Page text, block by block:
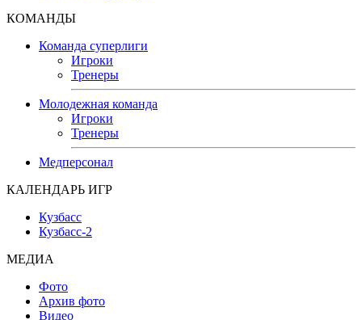
КОМАНДЫ
Команда суперлиги
Игроки
Тренеры
Молодежная команда
Игроки
Тренеры
Медперсонал
КАЛЕНДАРЬ ИГР
Кузбасс
Кузбасс-2
МЕДИА
Фото
Архив фото
Видео